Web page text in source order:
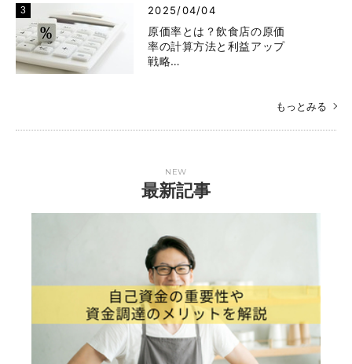
2025/04/04
原価率とは？飲食店の原価
率の計算方法と利益アップ
戦略…
もっとみる
NEW
最新記事